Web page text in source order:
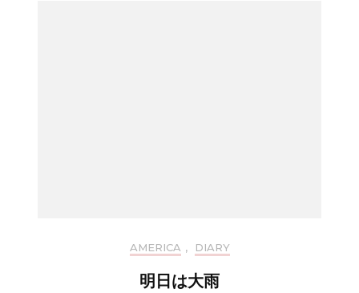
AMERICA , DIARY
明日は大雨